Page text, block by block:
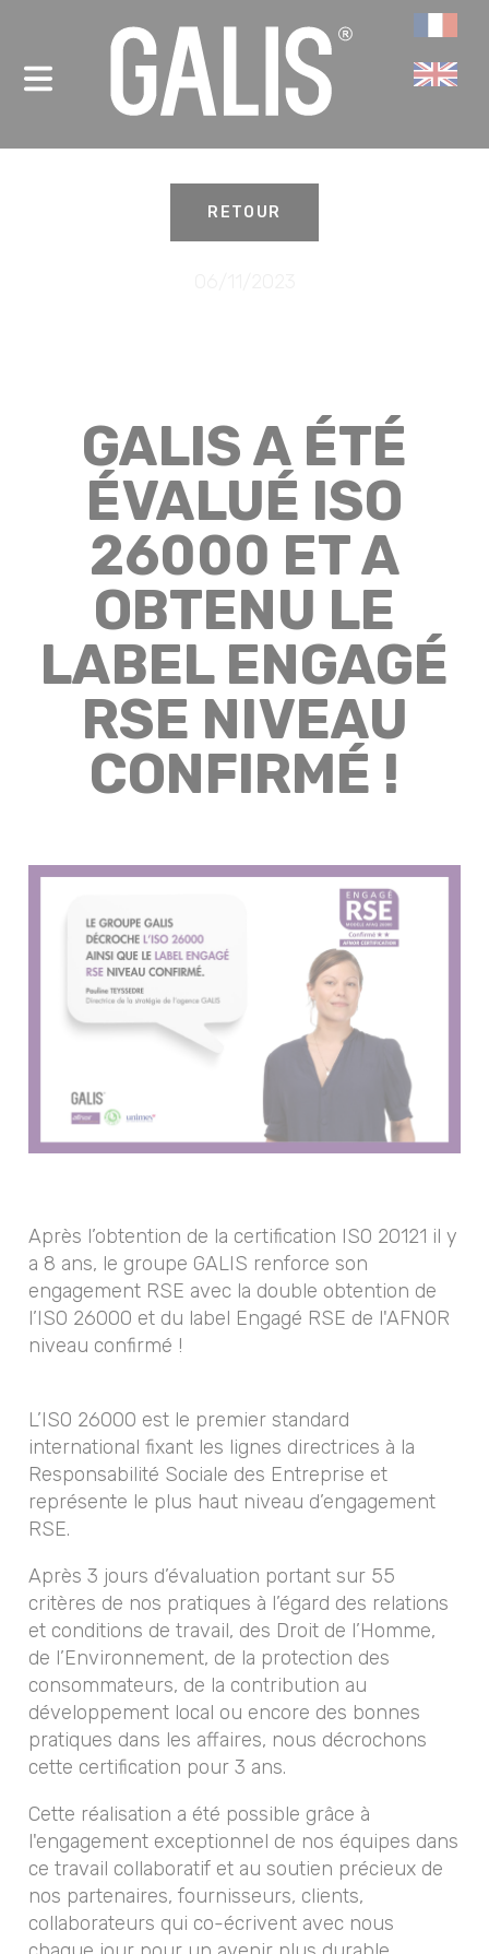
RETOUR
GALIS A ÉTÉ
ÉVALUÉ ISO
26000 ET A
OBTENU LE
LABEL ENGAGÉ
RSE NIVEAU
CONFIRMÉ !
Après l’obtention de la certification ISO 20121 il y
a 8 ans, le groupe GALIS renforce son
engagement RSE avec la double obtention de
l’ISO 26000 et du label Engagé RSE de l'AFNOR
niveau confirmé !
L’ISO 26000 est le premier standard
international fixant les lignes directrices à la
Responsabilité Sociale des Entreprise et
représente le plus haut niveau d’engagement
RSE.
Après 3 jours d’évaluation portant sur 55
critères de nos pratiques à l’égard des relations
et conditions de travail, des Droit de l’Homme,
de l’Environnement, de la protection des
consommateurs, de la contribution au
développement local ou encore des bonnes
pratiques dans les affaires, nous décrochons
cette certification pour 3 ans.
Cette réalisation a été possible grâce à
l'engagement exceptionnel de nos équipes dans
ce travail collaboratif et au soutien précieux de
nos partenaires, fournisseurs, clients,
collaborateurs qui co-écrivent avec nous